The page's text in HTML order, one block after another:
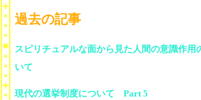
過去の記事
スピリチュアルな面から見た人間の意識作用
いて
現代の選挙制度について Part 5